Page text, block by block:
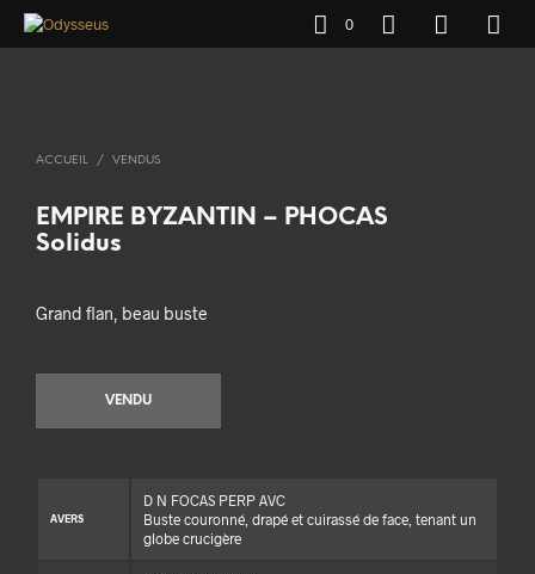
0
ACCUEIL / VENDUS
EMPIRE BYZANTIN – PHOCAS
Solidus
Grand flan, beau buste
VENDU
AVERS
D N FOCAS PERP AVC
Buste couronné, drapé et cuirassé de face, tenant un
globe crucigère